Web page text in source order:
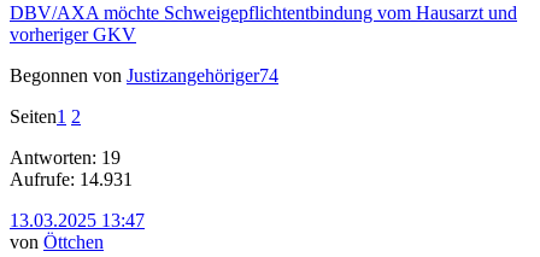
DBV/AXA möchte Schweigepflichtentbindung vom Hausarzt und
vorheriger GKV
Begonnen von Justizangehöriger74
Seiten1 2
Antworten: 19
Aufrufe: 14.931
13.03.2025 13:47
von Öttchen